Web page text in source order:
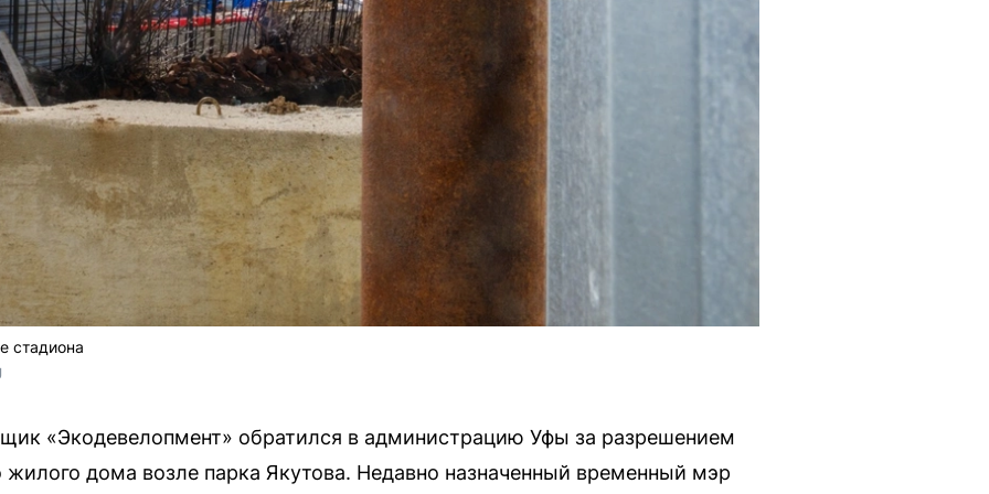
стадиона
«Экодевелопмент» обратился в администрацию Уфы за разрешением
жилого дома возле парка Якутова. Недавно назначенный временный мэр